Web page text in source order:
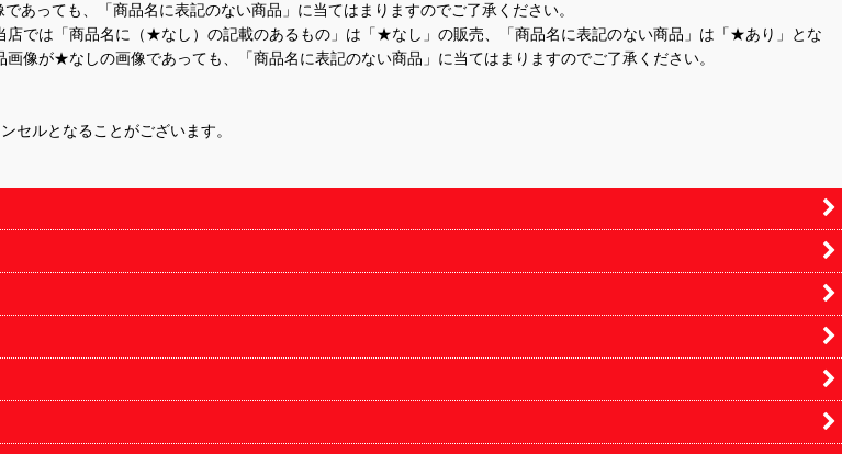
あっても、「商品名に表記のない商品」に当てはまりますのでご了承ください。
では「商品名に（★なし）の記載のあるもの」は「★なし」の販売、「商品名に表記のない商品」は「★あり」とな
像が★なしの画像であっても、「商品名に表記のない商品」に当てはまりますのでご了承ください。
セルとなることがございます。